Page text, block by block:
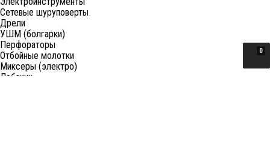
0
Сетевые шуруповерты
Дрели
УШМ (болгарки)
Перфораторы
Отбойные молотки
Миксеры (электро)
Лобзики